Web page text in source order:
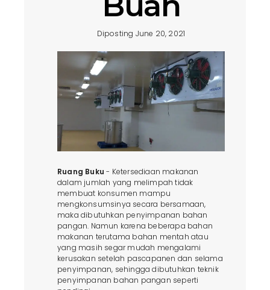
Diposting June 20, 2021
Ruang Buku - Ketersediaan makanan
dalam jumlah yang melimpah tidak
membuat konsumen mampu
mengkonsumsinya secara bersamaan,
maka dibutuhkan penyimpanan bahan
pangan. Namun karena beberapa bahan
makanan terutama bahan mentah atau
yang masih segar mudah mengalami
kerusakan setelah pascapanen dan selama
penyimpanan, sehingga dibutuhkan teknik
penyimpanan bahan pangan seperti